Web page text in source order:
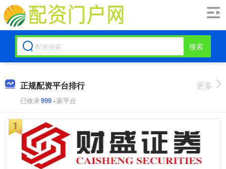
搜索
正规配资平台排行
已收录999+家平台
更多